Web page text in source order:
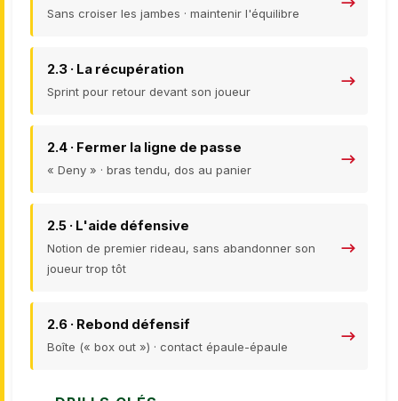
Sans croiser les jambes · maintenir l'équilibre
2.3 · La récupération
Sprint pour retour devant son joueur
2.4 · Fermer la ligne de passe
« Deny » · bras tendu, dos au panier
2.5 · L'aide défensive
Notion de premier rideau, sans abandonner son
joueur trop tôt
2.6 · Rebond défensif
Boîte (« box out ») · contact épaule-épaule